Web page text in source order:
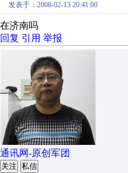
发表于：2008-02-13 20:41:00
在济南吗
回复 引用 举报
通讯网-原创军团
关注 私信